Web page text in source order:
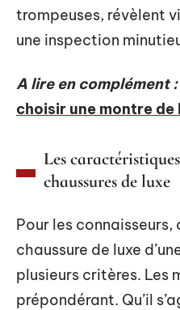
trompeuses, révèlent
une inspection
A lire en complément :
choisir une montre de
Les
chaussures de luxe
Pour les connaisseurs,
chaussure de luxe
plusieurs critères. Les
prépondérant. Qu’il